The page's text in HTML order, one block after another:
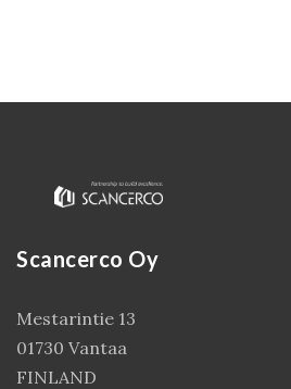
Scancerco Oy
Mestarintie 13
01730 Vantaa
FINLAND